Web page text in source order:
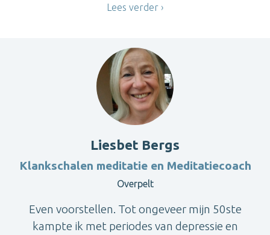
Lees verder
Liesbet Bergs
Klankschalen meditatie en Meditatiecoach
Overpelt
Even voorstellen. Tot ongeveer mijn 50ste
kampte ik met periodes van depressie en